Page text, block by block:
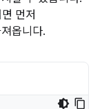
먼저
옵니다.